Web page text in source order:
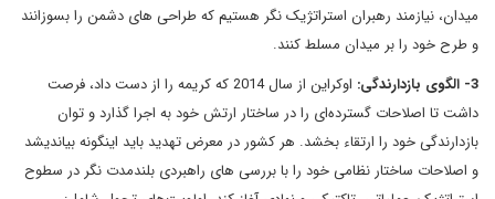
میدان، نیازمند رهبران استراتژیک نگر هستیم که طراحی های دشمن را بسوزانند
و طرح خود را بر میدان مسلط کنند.
3- الگوی بازدارندگی:
اوکراین از سال 2014 که کریمه را از دست داد، فرصت
داشت تا اصلاحات گسترده‌ای را در ساختار ارتش خود به اجرا گذارد و توان
بازدارندگی خود را ارتقاء بخشد. هر کشور در معرض تهدید باید اینگونه بیاندیشد
و اصلاحات ساختار نظامی خود را با بررسی های راهبردی بلندمدت نگر در سطوح